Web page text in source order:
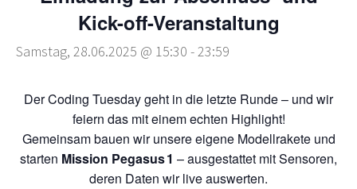
Kick-off-Veranstaltung
Samstag, 28.06.2025 @ 15:30 -23:59
Der Coding Tuesday geht in die letzte Runde – und wir
feiern das mit einem echten Highlight!
Gemeinsam bauen wir unsere eigene Modellrakete und
starten Mission Pegasus 1 – ausgestattet mit Sensoren,
deren Daten wir live auswerten.